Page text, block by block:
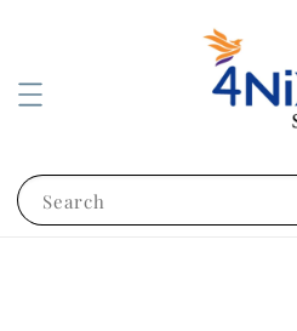
Search